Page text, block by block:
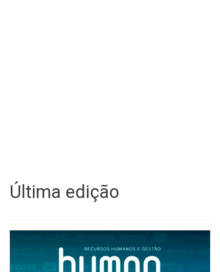
Última edição